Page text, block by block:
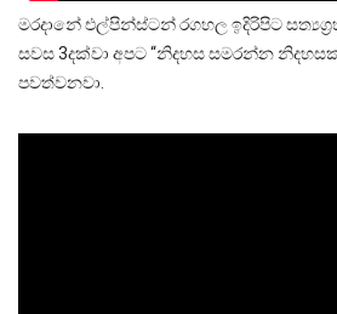
මරදානේ එල්පින්ස්ටන් රගහල ඉදිරිපිට
සවස 3දක්වා අපට “නිදහස සමරන්න
පවත්වනවා.